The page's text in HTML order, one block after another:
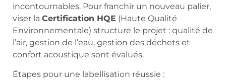
incontournables. Pour franchir un nouveau palier,
viser la Certification HQE (Haute Qualité
Environnementale) structure le projet : qualité de
l’air, gestion de l’eau, gestion des déchets et
confort acoustique sont évalués.
Étapes pour une labellisation réussie :